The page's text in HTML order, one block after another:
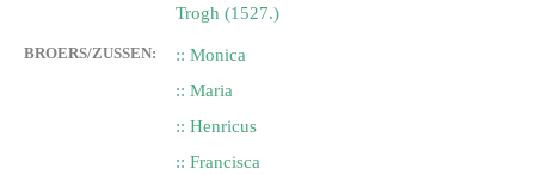
Trogh (1527.)
BROERS/ZUSSEN:
:: Monica
:: Maria
:: Henricus
:: Francisca